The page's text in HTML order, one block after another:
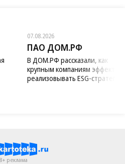
07.08.2026
ПАО ДОМ.РФ
В ДОМ.РФ рассказали, как
крупным компаниям
реализовывать ESG-стратегию
реклама